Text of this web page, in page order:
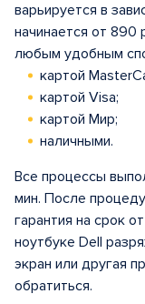
варьируется в
начинается от
любым удобным
картой
картой Visa;
картой Мир;
наличными.
Все процессы
мин. После
гарантия на срок
ноутбуке Dell
экран или другая
обратиться.